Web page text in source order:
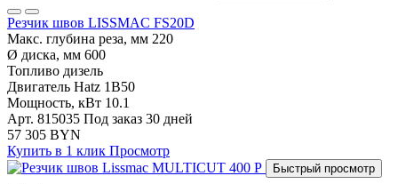
Резчик швов LISSMAC FS20D
Макс. глубина реза, мм 220
Ø диска, мм 600
Топливо дизель
Двигатель Hatz 1B50
Мощность, кВт 10.1
Арт. 815035 Под заказ 30 дней
57 305 BYN
Купить в 1 клик Просмотр
Быстрый просмотр